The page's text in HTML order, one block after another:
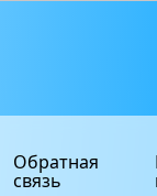
Обратная
связь